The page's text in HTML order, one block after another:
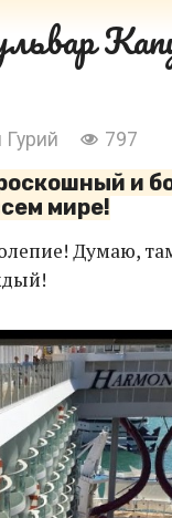
797
и
мире!
Думаю,